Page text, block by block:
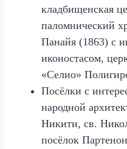
кладбищенская
паломнический
Панайя (1863) с
иконостасом,
«Селио»
Посёлки с
народной
Никити, св.
посёлок